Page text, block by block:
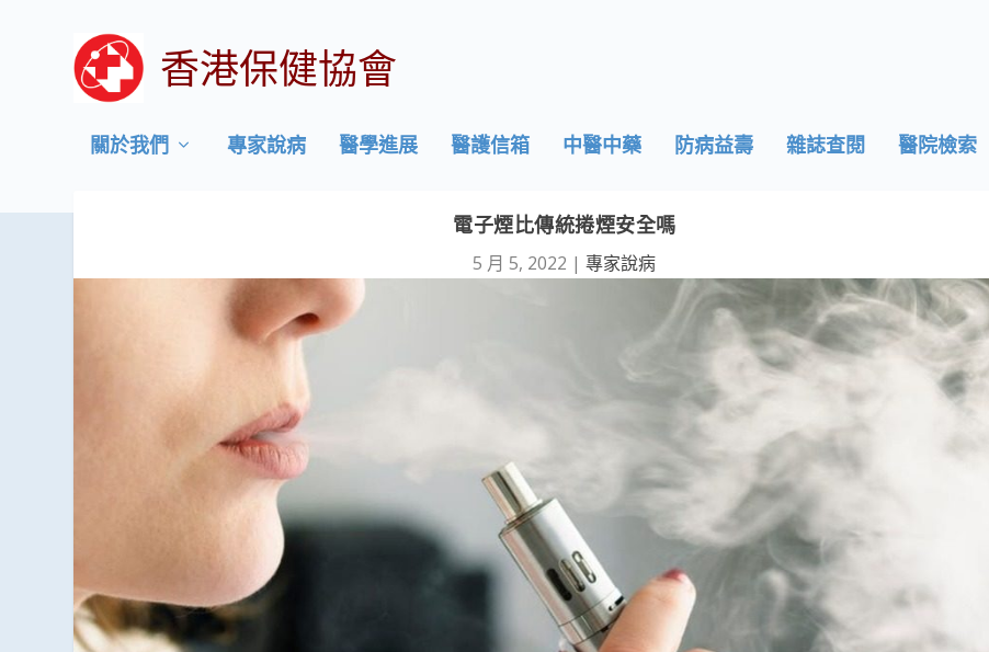
香港保健協會
關於我們 專家說病 醫學進展 醫護信箱 中醫中藥 防病益壽 雜誌查閱 醫院檢索
電子煙比傳統捲煙安全嗎
5 月 5, 2022 |專家說病